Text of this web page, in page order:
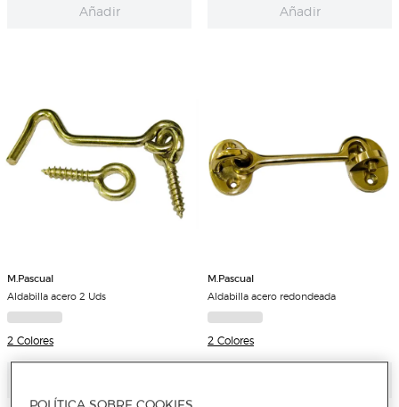
Añadir Añadir
M.Pascual
Aldabilla acero 2 Uds
2 Colores
M.Pascual
Aldabilla acero redondeada
2 Colores